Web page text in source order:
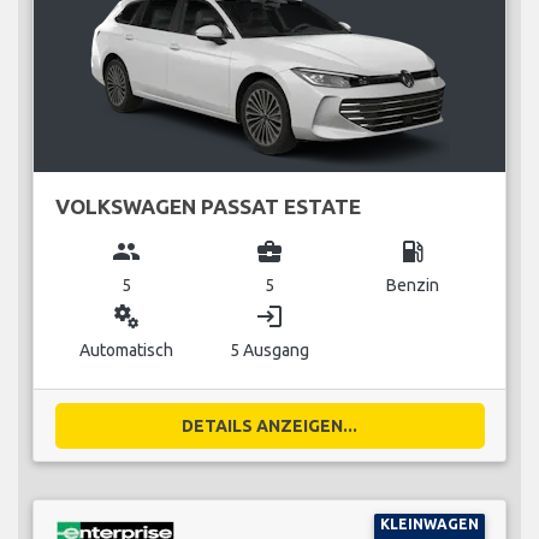
VOLKSWAGEN PASSAT ESTATE
group
5
business_center
5
local_gas_station
Benzin
miscellaneous_services
Automatisch
login
5 Ausgang
DETAILS ANZEIGEN...
KLEINWAGEN